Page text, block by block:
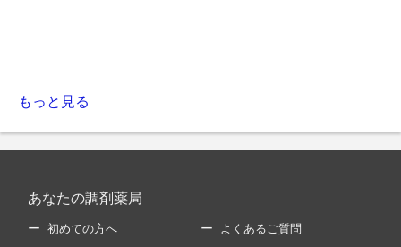
もっと見る
あなたの調剤薬局
初めての方へ よくあるご質問